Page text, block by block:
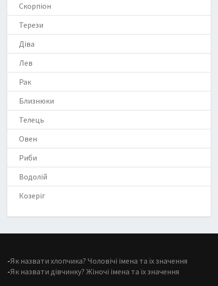
Скорпіон
Терези
Діва
Лев
Рак
Близнюки
Телець
Овен
Риби
Водолій
Козеріг
-Як назвати хлопчика? Чоловічі імена та їх значення
-Як назвати дівчинку? Жіночі імена та їх значення